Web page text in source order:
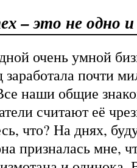
– это не одно
очень умной
почти
наши общие
считают её
что? На днях,
призналась мне,